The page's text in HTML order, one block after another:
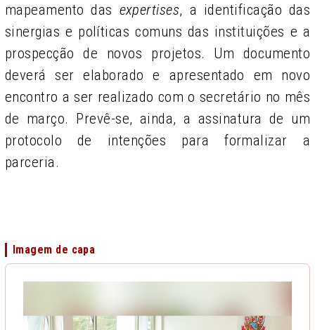
mapeamento das expertises, a identificação das
sinergias e políticas comuns das instituições e a
prospecção de novos projetos. Um documento
deverá ser elaborado e apresentado em novo
encontro a ser realizado com o secretário no mês
de março. Prevê-se, ainda, a assinatura de um
protocolo de intenções para formalizar a
parceria.
Imagem de capa